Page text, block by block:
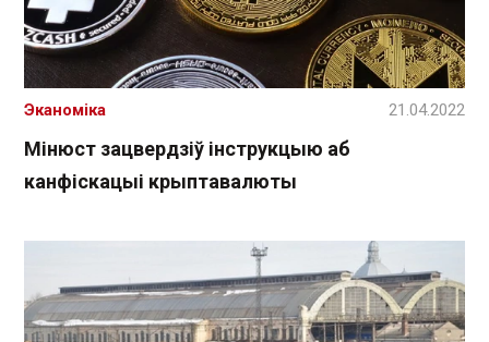
Мінюст зацвердзіў інструкцыю аб
канфіскацыі крыптавалюты
Эканоміка 21.04.2022